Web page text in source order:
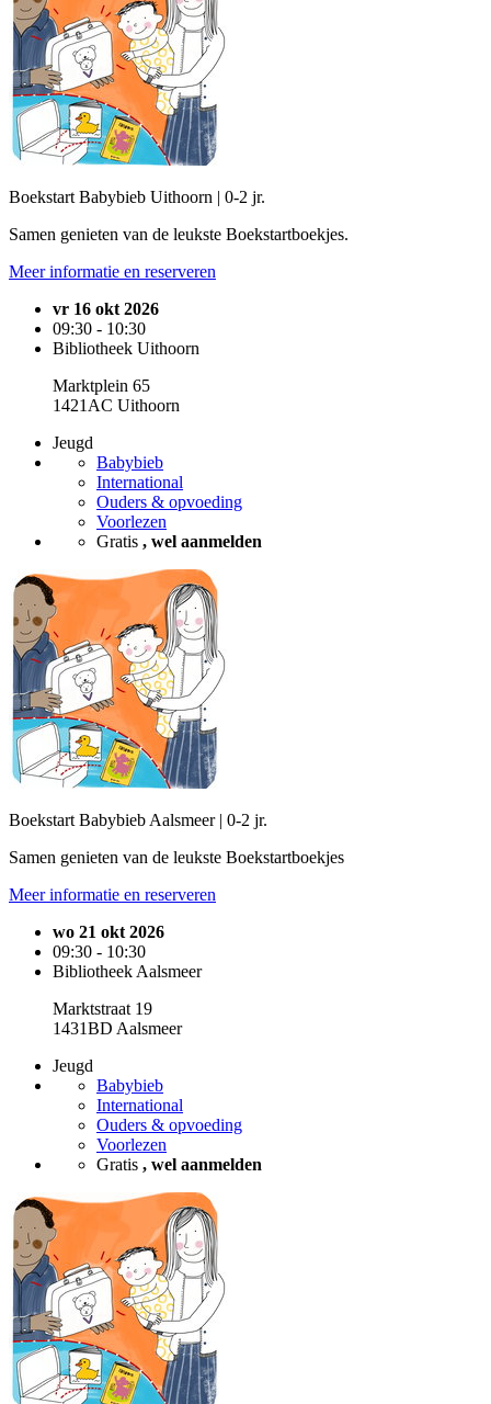
Boekstart Babybieb Uithoorn | 0-2 jr.
Samen genieten van de leukste Boekstartboekjes.
Meer informatie en reserveren
vr 16 okt 2026
09:30 - 10:30
Bibliotheek Uithoorn
Marktplein 65
1421AC Uithoorn
Jeugd
Babybieb
International
Ouders & opvoeding
Voorlezen
Gratis , wel aanmelden
Boekstart Babybieb Aalsmeer | 0-2 jr.
Samen genieten van de leukste Boekstartboekjes
Meer informatie en reserveren
wo 21 okt 2026
09:30 - 10:30
Bibliotheek Aalsmeer
Marktstraat 19
1431BD Aalsmeer
Jeugd
Babybieb
International
Ouders & opvoeding
Voorlezen
Gratis , wel aanmelden